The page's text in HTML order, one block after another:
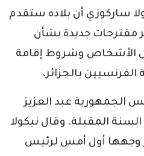
ساركوزي أن بلاده ستقدم
مقترحات جديدة بشأن
الأشخاص وشروط إقامة
الفرنسيين بالجزائر،
الجمهورية عبد العزيز
السنة المقبلة. وقال نيكولا
وجهها أول أمس لرئيس